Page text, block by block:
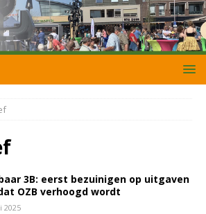
3B: eerst bezuinigen op uitgaven
OZB verhoogd wordt
2025